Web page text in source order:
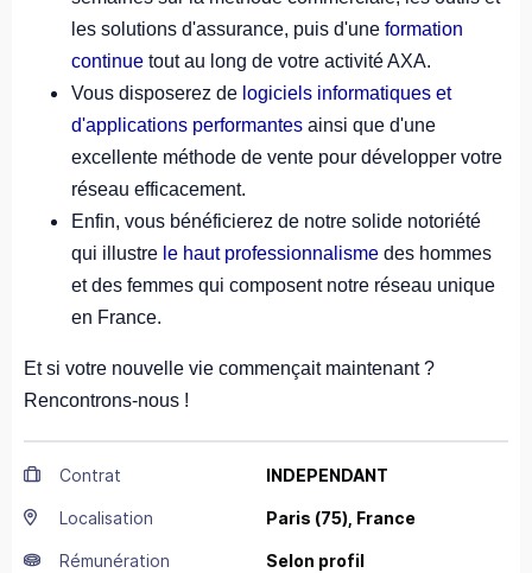
les solutions d'assurance, puis d'une formation
continue tout au long de votre activité AXA.
Vous disposerez de logiciels informatiques et
d'applications performantes ainsi que d'une
excellente méthode de vente pour développer votre
réseau efficacement.
Enfin, vous bénéficierez de notre solide notoriété
qui illustre le haut professionnalisme des hommes
et des femmes qui composent notre réseau unique
en France.
Et si votre nouvelle vie commençait maintenant ?
Rencontrons-nous !
Contrat INDEPENDANT
Localisation Paris (75), France
Rémunération Selon profil